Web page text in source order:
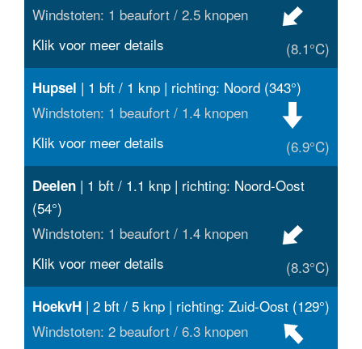
Windstoten: 1 beaufort / 2.5 knopen
(8.1°C)
Klik voor meer details
Hupsel | 1 bft / 1 knp | richting: Noord (343°)
Windstoten: 1 beaufort / 1.4 knopen
(6.9°C)
Klik voor meer details
Deelen | 1 bft / 1.1 knp | richting: Noord-Oost
(54°)
Windstoten: 1 beaufort / 1.4 knopen
(8.3°C)
Klik voor meer details
HoekvH | 2 bft / 5 knp | richting: Zuid-Oost (129°)
Windstoten: 2 beaufort / 6.3 knopen